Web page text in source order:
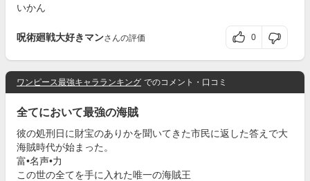
いかん
呪術廻戦大好きマンさんの評価 0
ワンピース最強キャラランキング でのコメント・口コミ
全てにおいて最強の海賊
彼の処刑日に財宝のありかを聞いてきた市民に返した答えで大
海賊時代が始まった。
富•名声•力
この世の全てを手に入れた唯一の海賊王